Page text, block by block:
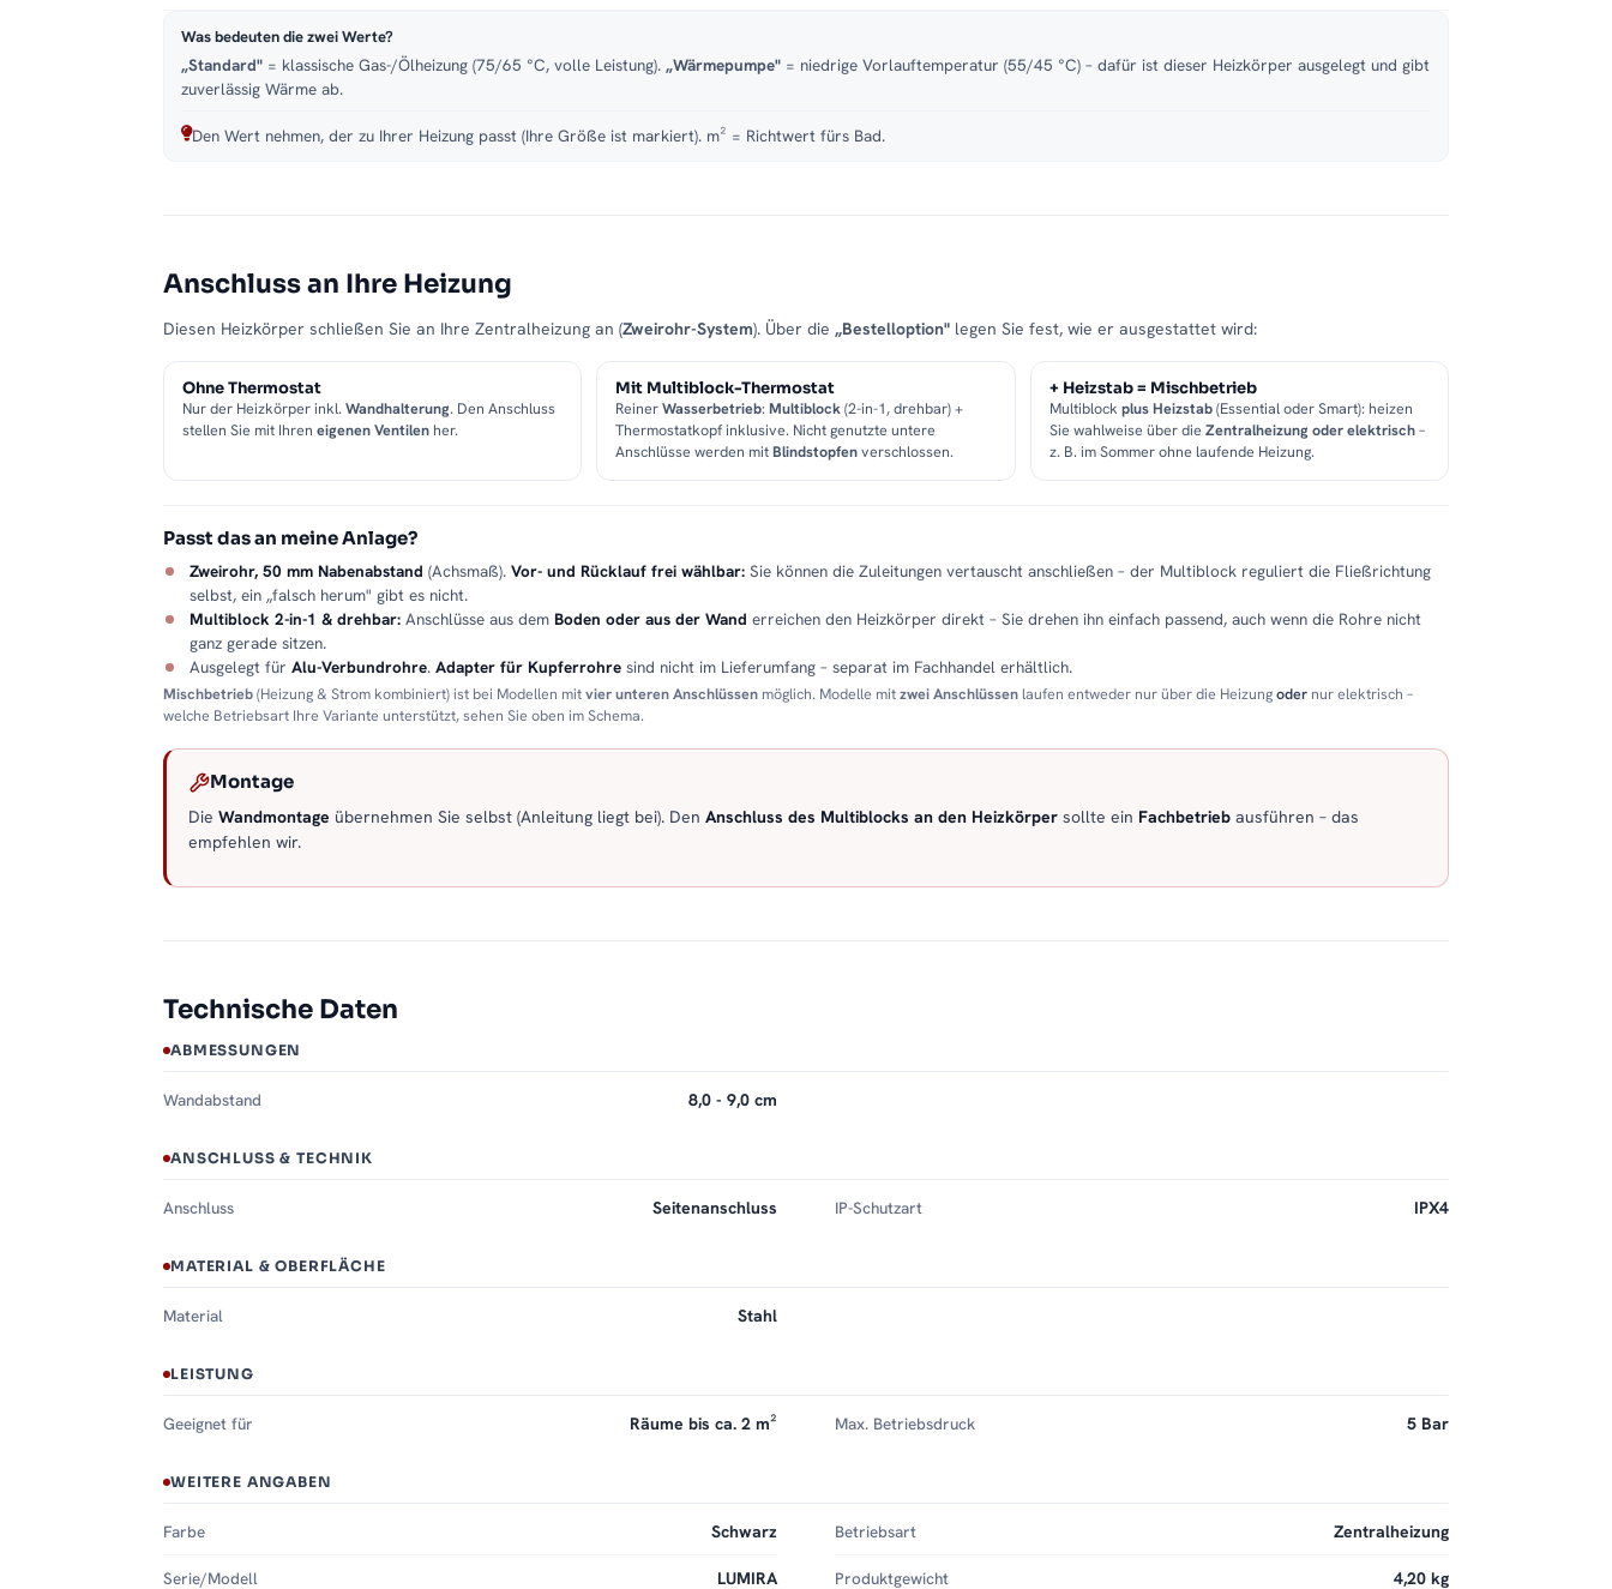
Was bedeuten die zwei Werte?
„Standard" = klassische Gas-/Ölheizung (75/65 °C, volle Leistung). „Wärmepumpe" = niedrige Vorlauftemperatur (55/45 °C) – dafür ist dieser Heizkörper ausgelegt und gibt
zuverlässig Wärme ab.
Den Wert nehmen, der zu Ihrer Heizung passt (Ihre Größe ist markiert). m² = Richtwert fürs Bad.
Anschluss an Ihre Heizung
Diesen Heizkörper schließen Sie an Ihre Zentralheizung an (Zweirohr-System). Über die „Bestelloption" legen Sie fest, wie er ausgestattet wird:
Ohne Thermostat
Nur der Heizkörper inkl. Wandhalterung. Den Anschluss
stellen Sie mit Ihren eigenen Ventilen her.
Mit Multiblock-Thermostat
ReinerWasserbetrieb:Multiblock(2-in-1, drehbar) +
Thermostatkopf inklusive. Nicht genutzte untere
Anschlüsse werden mitBlindstopfenverschlossen.
+ Heizstab = Mischbetrieb
Multiblock plus Heizstab(Essential oder Smart): heizen
Sie wahlweise über die Zentralheizung oder elektrisch–
z. B. im Sommer ohne laufende Heizung.
Passt das an meine Anlage?
Zweirohr, 50 mm Nabenabstand (Achsmaß). Vor- und Rücklauf frei wählbar: Sie können die Zuleitungen vertauscht anschließen – der Multiblock reguliert die Fließrichtung
selbst, ein „falsch herum" gibt es nicht.
Multiblock 2-in-1 & drehbar: Anschlüsse aus dem Boden oder aus der Wand erreichen den Heizkörper direkt – Sie drehen ihn einfach passend, auch wenn die Rohre nicht
ganz gerade sitzen.
Ausgelegt für Alu-Verbundrohre. Adapter für Kupferrohre sind nicht im Lieferumfang – separat im Fachhandel erhältlich.
Mischbetrieb(Heizung & Strom kombiniert) ist bei Modellen mitvier unteren Anschlüssen möglich. Modelle mitzwei Anschlüssen laufen entweder nur über die Heizungoder nur elektrisch –
welche Betriebsart Ihre Variante unterstützt, sehen Sie oben im Schema.
Montage
Die Wandmontage übernehmen Sie selbst (Anleitung liegt bei). Den Anschluss des Multiblocks an den Heizkörper sollte ein Fachbetrieb ausführen – das
empfehlen wir.
Technische Daten
ABMESSUNGEN
Wandabstand 8,0 - 9,0 cm
ANSCHLUSS & TECHNIK
Anschluss Seitenanschluss IP-Schutzart IPX4
MATERIAL & OBERFLÄCHE
Material Stahl
LEISTUNG
Geeignet für Räume bis ca. 2 m² Max. Betriebsdruck 5 Bar
WEITERE ANGABEN
Farbe Schwarz Betriebsart Zentralheizung
Serie/Modell LUMIRA Produktgewicht 4,20 kg